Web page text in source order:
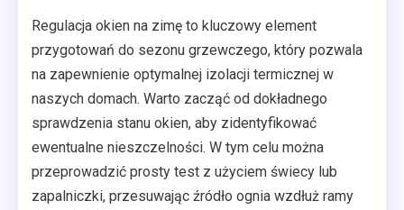
Regulacja okien na zimę to kluczowy element
przygotowań do sezonu grzewczego, który pozwala
na zapewnienie optymalnej izolacji termicznej w
naszych domach. Warto zacząć od dokładnego
sprawdzenia stanu okien, aby zidentyfikować
ewentualne nieszczelności. W tym celu można
przeprowadzić prosty test z użyciem świecy lub
zapalniczki, przesuwając źródło ognia wzdłuż ramy